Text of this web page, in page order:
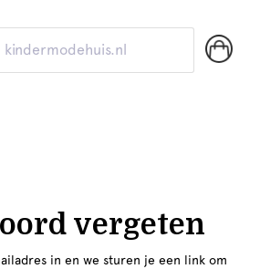
kindermodehuis.nl
vergeten
in en we sturen je een link om